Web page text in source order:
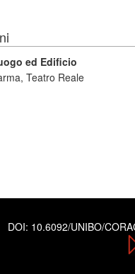
ed Edificio
Teatro Reale
DOI: 10.6092/UNIBO/